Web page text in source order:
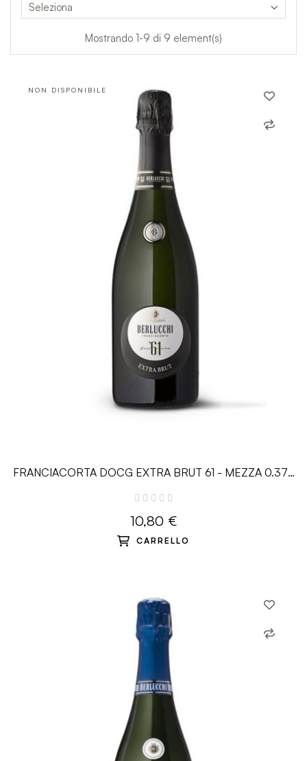
Seleziona
Mostrando 1-9 di 9 element(s)
NON DISPONIBILE
FRANCIACORTA DOCG EXTRA BRUT 61 - MEZZA 0.375
10,80 €
CARRELLO